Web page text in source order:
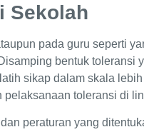
Sekolah
pada guru seperti
bentuk toleransi
sikap dalam skala
pelaksanaan toleransi di
peraturan yang